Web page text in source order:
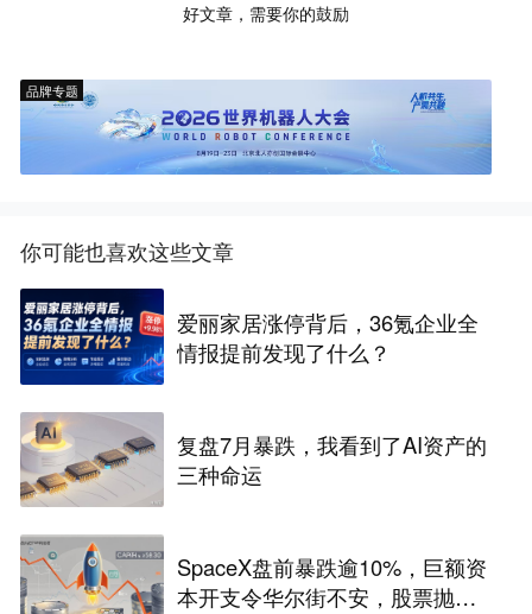
好文章，需要你的鼓励
品牌专题
你可能也喜欢这些文章
爱丽家居涨停背后，36氪企业全
情报提前发现了什么？
复盘7月暴跌，我看到了AI资产的
三种命运
SpaceX盘前暴跌逾10%，巨额资
本开支令华尔街不安，股票抛